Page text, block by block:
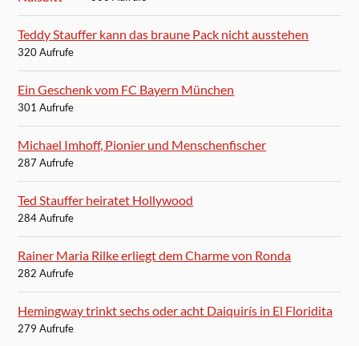
Teddy Stauffer kann das braune Pack nicht ausstehen
320 Aufrufe
Ein Geschenk vom FC Bayern München
301 Aufrufe
Michael Imhoff, Pionier und Menschenfischer
287 Aufrufe
Ted Stauffer heiratet Hollywood
284 Aufrufe
Rainer Maria Rilke erliegt dem Charme von Ronda
282 Aufrufe
Hemingway trinkt sechs oder acht Daiquirís in El Floridita
279 Aufrufe